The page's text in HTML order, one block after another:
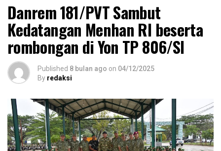
Danrem 181/PVT Sambut
Kedatangan Menhan RI beserta
rombongan di Yon TP 806/SI
Published 8 bulan ago on 04/12/2025
By redaksi